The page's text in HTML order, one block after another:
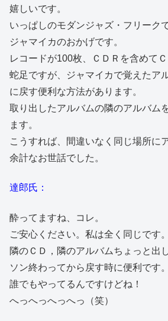
嬉しいです。
いっぱしのモダンジャズ・フリークで
ジャマイカのおかげです。
レコードが100枚、ＣＤＲを含めてＣ
蛇足ですが、ジャマイカで覚えたア
に戻す便利な方法があります。
取り出したアルバムの隣のアルバム
ます。
こうすれば、間違いなく同じ場所に
余計なお世話でした。
達郎氏：
酔ってますね、コレ。
ご安心ください。私は全く同じです。
隣のＣＤ，隣のアルバムちょっと出
ソン終わってから戻す時に便利です。
誰でもやってるんですけどね！
へっへっへっへっ（笑）